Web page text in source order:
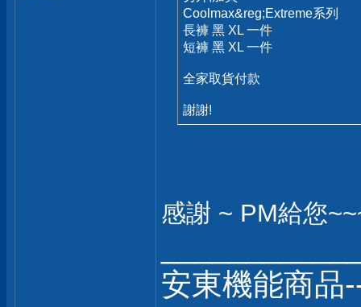
Coolmax&reg;Extreme系列
長褲 黑 XL 一件
短褲 黑 XL 一件
全家取貨付款
謝謝!
感謝 ~ PM給您
安東機能商品